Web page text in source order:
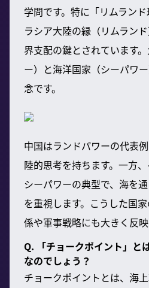
学問です。特に「リムラン
ラシア大陸の縁（リムラン
界支配の鍵とされています
ー）と海洋国家（シーパワ
念です。
中国はランドパワーの代表
陸的思考を持ちます。一方
シーパワーの典型で、海を
を重視します。こうした国
係や軍事戦略にも大きく反映
Q. 「チョークポイント」と
なのでしょう？
チョークポイントとは、海